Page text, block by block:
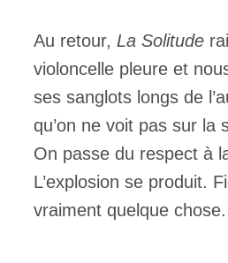
Au retour, La Solitude
violoncelle pleure et
ses sanglots longs de
qu’on ne voit pas sur la
On passe du respect à
L’explosion se produit.
vraiment quelque chose.